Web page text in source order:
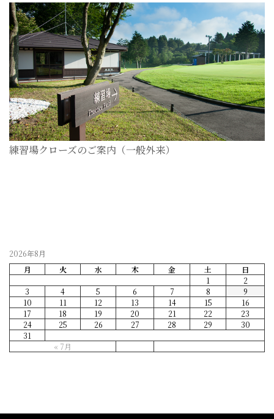
練習場クローズのご案内（一般外来）
2026年8月
月
火 水 木 金 土 日
« 7月
1
2
3
4 5 6 7 8
9
10
11 12 13 14 15
16
17
18 19 20 21 22
23
24
25 26 27 28 29
30
31